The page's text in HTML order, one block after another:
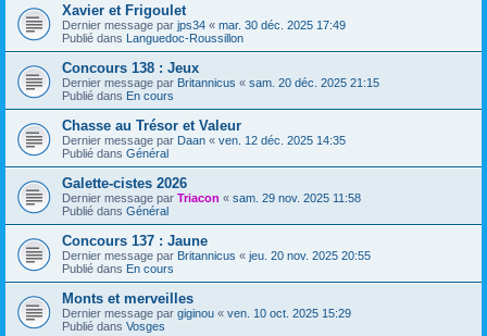
Xavier et Frigoulet
Dernier message par jps34 « mar. 30 déc. 2025 17:49
Publié dans Languedoc-Roussillon
Concours 138 : Jeux
Dernier message par Britannicus « sam. 20 déc. 2025 21:15
Publié dans En cours
Chasse au Trésor et Valeur
Dernier message par Daan « ven. 12 déc. 2025 14:35
Publié dans Général
Galette-cistes 2026
Dernier message par Triacon « sam. 29 nov. 2025 11:58
Publié dans Général
Concours 137 : Jaune
Dernier message par Britannicus « jeu. 20 nov. 2025 20:55
Publié dans En cours
Monts et merveilles
Dernier message par giginou « ven. 10 oct. 2025 15:29
Publié dans Vosges